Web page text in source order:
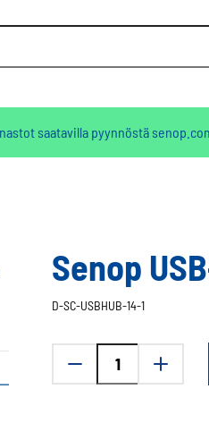
saatavilla pyynnöstä
Senop
D-SC-USBHUB-14-1